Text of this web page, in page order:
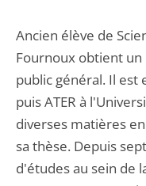
Ancien élève de
Fournoux obtient
public général. Il
puis ATER à
diverses matières
sa thèse. Depuis
d'études au sein de